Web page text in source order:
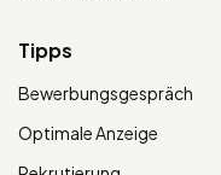
Tipps
Bewerbungsgespräch
Optimale Anzeige